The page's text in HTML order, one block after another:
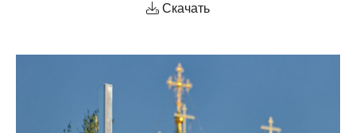
Скачать